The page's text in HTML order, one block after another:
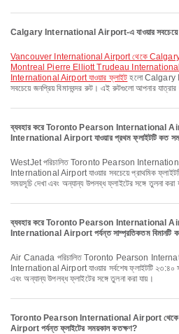
Calgary International Airport-এ যাওয়ার সবচেয়ে
Vancouver International Airport থেকে Calgary
Montreal Pierre Elliott Trudeau
International Airport যাওয়ার ফ্লাইট হলো Calgary
সবচেয়ে জনপ্রিয় বিমানবন্দর রুট। এই রুটগুলো আপনার
ব্যবহার করে Toronto Pearson International
International Airport যাওয়ার প্রথম ফ্লাইটটি কত
WestJet পরিচালিত Toronto Pearson International Airport থেকে Calgary
International Airport যাওয়ার সবচেয়ে প্রাথমিক
সময়সূচি দেখা এবং অন্যান্য উপলব্ধ ফ্লাইটের সঙ্গে তুলনা করা
ব্যবহার করে Toronto Pearson International
International Airport পর্যন্ত সাম্প্রতিকতম বিমানটি
Air Canada পরিচালিত Toronto Pearson International Airport থেকে Calgary
International Airport যাওয়ার সর্বশেষ ফ্লাইটটি
এবং অন্যান্য উপলব্ধ ফ্লাইটের সঙ্গে তুলনা করা যায়।
Toronto Pearson International Airport
Airport পর্যন্ত ফ্লাইটের সময়কাল কতক্ষণ?